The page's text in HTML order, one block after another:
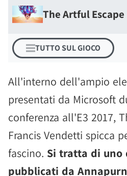
The Artful Escape
TUTTO SUL GIOCO
All'interno dell'ampio
presentati da Microsoft
conferenza all'E3 2017,
Francis Vendetti spicca
fascino. Si tratta di uno
pubblicati da